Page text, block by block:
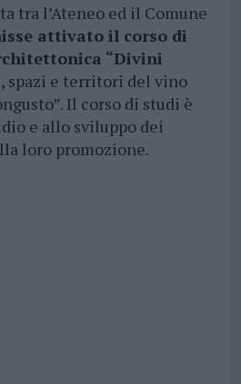
tra l’Ateneo ed il Comune
attivato il corso di
“Divini
spazi e territori del vino
Il corso di studi è
e allo sviluppo dei
loro promozione.